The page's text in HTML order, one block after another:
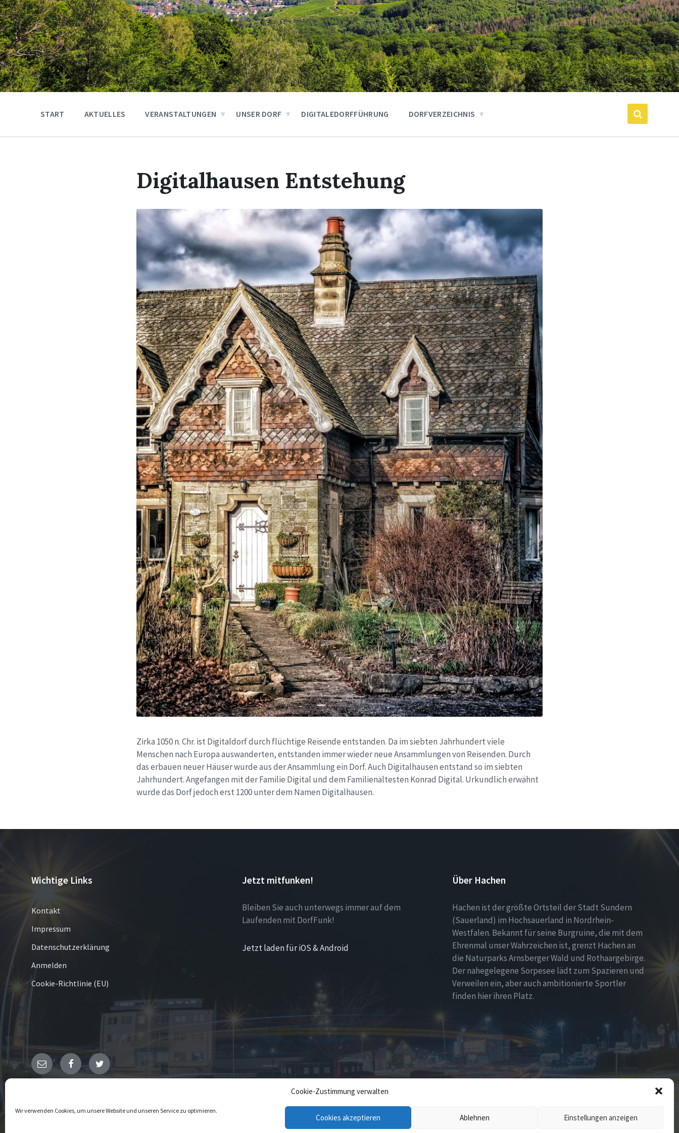
Cookie-Zustimmung verwalten
Wir verwenden Cookies, um unsere Website und unseren Service zu optimieren.
Cookies akzeptieren Ablehnen Einstellungen anzeigen
START AKTUELLES VERANSTALTUNGEN UNSER DORF DIGITALEDORFFÜHRUNG DORFVERZEICHNIS
Digitalhausen Entstehung
Zirka 1050 n. Chr. ist Digitaldorf durch flüchtige Reisende entstanden. Da im siebten Jahrhundert viele
Menschen nach Europa auswanderten, entstanden immer wieder neue Ansammlungen von Reisenden. Durch
das erbauen neuer Häuser wurde aus der Ansammlung ein Dorf. Auch Digitalhausen entstand so im siebten
Jahrhundert. Angefangen mit der Familie Digital und dem Familienältesten Konrad Digital. Urkundlich erwähnt
wurde das Dorf jedoch erst 1200 unter dem Namen Digitalhausen.
Wichtige Links
Kontakt
Impressum
Datenschutzerklärung
Anmelden
Cookie-Richtlinie (EU)
Jetzt mitfunken!
Bleiben Sie auch unterwegs immer auf dem
Laufenden mit DorfFunk!
Jetzt laden für iOS & Android
Über Hachen
Hachen ist der größte Ortsteil der Stadt Sundern
(Sauerland) im Hochsauerland in Nordrhein-
Westfalen. Bekannt für seine Burgruine, die mit dem
Ehrenmal unser Wahrzeichen ist, grenzt Hachen an
die Naturparks Arnsberger Wald und Rothaargebirge.
Der nahegelegene Sorpesee lädt zum Spazieren und
Verweilen ein, aber auch ambitionierte Sportler
finden hier ihren Platz.
E- FacebookTwitter